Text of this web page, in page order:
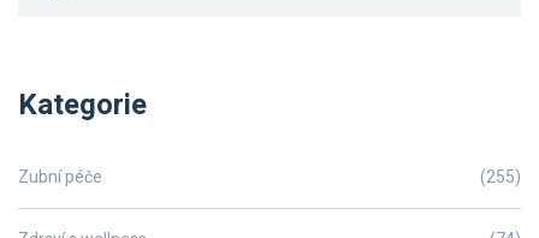
Kategorie
Zubní péče (255)